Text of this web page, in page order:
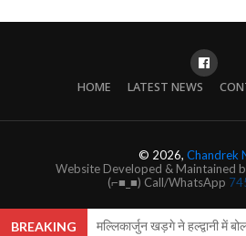
HOME LATEST NEWS
© 2026, Chandrek
Website Developed & Maintained
(⌐■_■) Call/WhatsApp
BREAKING मल्लिकार्जुन खड़गे ने हल्द्वानी में